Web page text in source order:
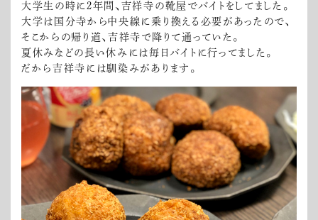
大学生の時に2年間、吉祥寺の靴屋でバイトをしてました。
大学は国分寺から中央線に乗り換える必要があったので、
そこからの帰り道、吉祥寺で降りて通っていた。
夏休みなどの長い休みには毎日バイトに行ってました。
だから吉祥寺には馴染みがあります。